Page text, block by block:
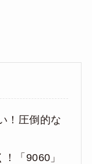
！圧倒的な
「9060」